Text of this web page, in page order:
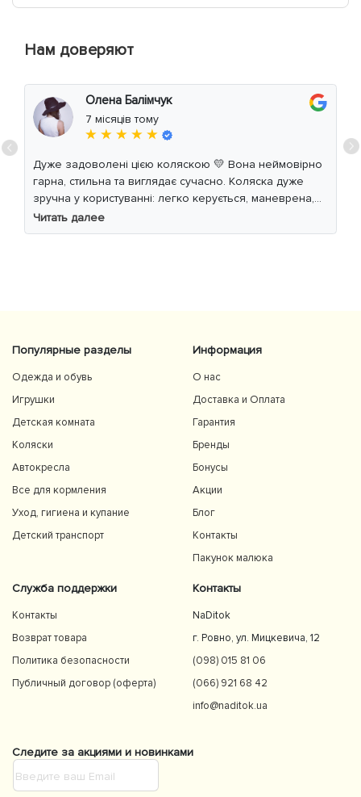
Нам доверяют
Олена Балімчук
7 місяців тому
★ ★ ★ ★ ★
Дуже задоволені цією коляскою 💛 Вона неймовірно
гарна, стильна та виглядає сучасно. Коляска дуже
зручна у користуванні: легко керується, маневрена,
м’який хід навіть по нерівній дорозі. Дитині
комфортно, просторе сидіння та великий капюшон
Читать далее
Популярные разделы
Одежда и обувь
Игрушки
Детская комната
Коляски
Автокресла
Все для кормления
Уход, гигиена и купание
Детский транспорт
Информация
О нас
Доставка и Оплата
Гарантия
Бренды
Бонусы
Акции
Блог
Контакты
Пакунок малюка
Служба поддержки
Контакты
Возврат товара
Политика безопасности
Публичный договор (оферта)
Контакты
NaDitok
г. Ровно, ул. Мицкевича, 12
(098) 015 81 06
(066) 921 68 42
info@naditok.ua
Следите за акциями и новинками